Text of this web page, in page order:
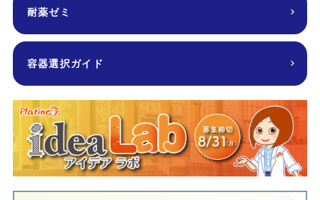
耐薬ゼミ
容器選択ガイド